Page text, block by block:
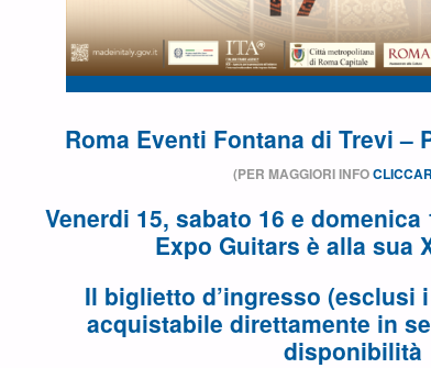
Roma Eventi Fontana di Trevi –
(PER MAGGIORI INFO
Venerdi 15, sabato 16 e domenica
Expo Guitars è alla sua
Il biglietto d’ingresso (esclusi
acquistabile direttamente in
disponibilità